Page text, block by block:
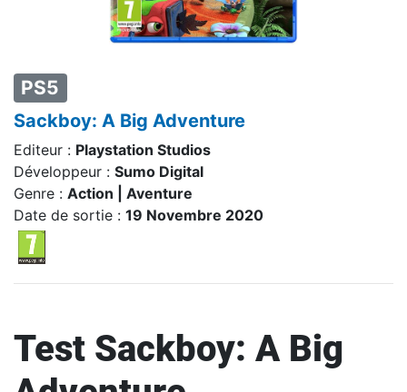
PS5
Sackboy: A Big Adventure
Editeur : Playstation Studios
Développeur : Sumo Digital
Genre : Action | Aventure
Date de sortie : 19 Novembre 2020
Test Sackboy: A Big